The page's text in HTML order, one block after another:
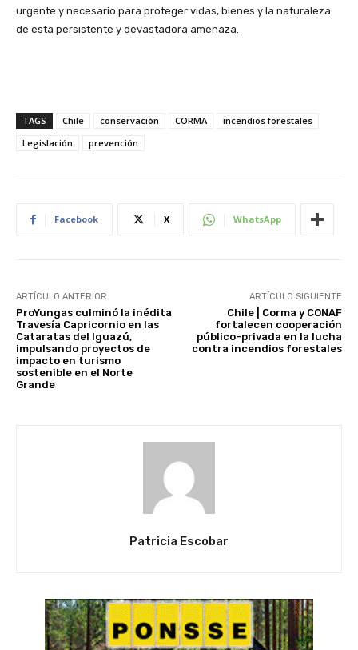
urgente y necesario para proteger vidas, bienes y la naturaleza
de esta persistente y devastadora amenaza.
TAGS Chile conservación CORMA
incendios forestales
Legislación
prevención
Facebook X WhatsApp
ARTÍCULO ANTERIOR
ProYungas culminó la inédita
Travesía Capricornio en las
Cataratas del Iguazú,
impulsando proyectos de
impacto en turismo
sostenible en el Norte
Grande
ARTÍCULO SIGUIENTE
Chile | Corma y CONAF
fortalecen cooperación
público-privada en la lucha
contra incendios forestales
Patricia Escobar